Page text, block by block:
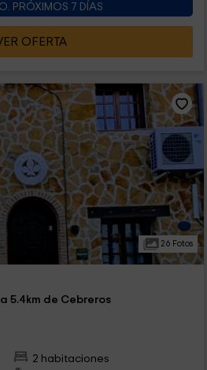
PRÓXIMOS 7 DÍAS
OFERTA
26 Fotos
5.4km de Cebreros
2 habitaciones